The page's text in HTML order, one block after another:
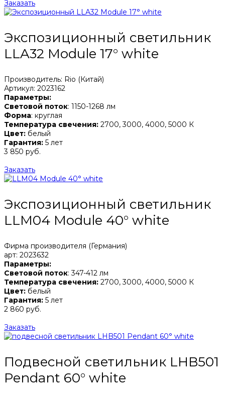
Заказать
Экспозиционный светильник
LLA32 Module 17° white
Производитель: Rio (Китай)
Артикул: 2023162
Параметры:
Световой поток: 1150-1268 лм
Форма: круглая
Температура свечения: 2700, 3000, 4000, 5000 К
Цвет: белый
Гарантия: 5 лет
3 850 руб.
Заказать
Экспозиционный светильник
LLM04 Module 40° white
Фирма производителя (Германия)
арт: 2023632
Параметры:
Световой поток: 347-412 лм
Температура свечения: 2700, 3000, 4000, 5000 К
Цвет: белый
Гарантия: 5 лет
2 860 руб.
Заказать
Подвесной светильник LHB501
Pendant 60° white